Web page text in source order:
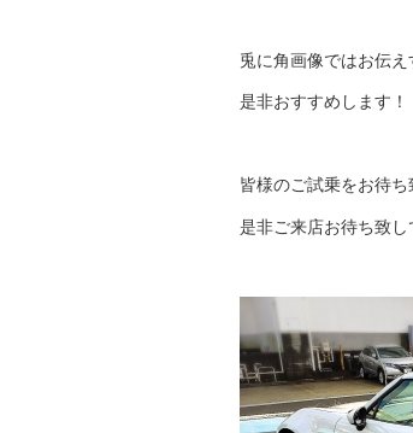
兎に角画像ではお伝
是非おすすめします！
皆様のご試乗をお待ち
是非ご来店お待ち致し